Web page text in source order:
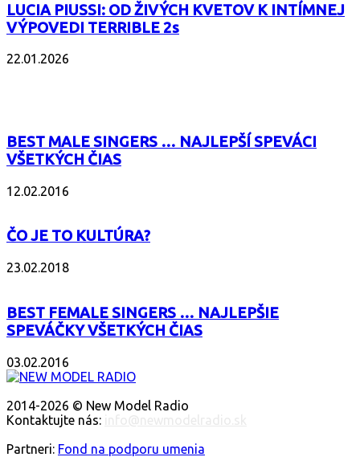
LUCIA PIUSSI: OD ŽIVÝCH KVETOV K INTÍMNEJ
VÝPOVEDI TERRIBLE 2s
22.01.2026
BEST MALE SINGERS … NAJLEPŠÍ SPEVÁCI
VŠETKÝCH ČIAS
12.02.2016
ČO JE TO KULTÚRA?
23.02.2018
BEST FEMALE SINGERS … NAJLEPŠIE
SPEVÁČKY VŠETKÝCH ČIAS
03.02.2016
2014-2026 © New Model Radio
Kontaktujte nás:
Partneri: Fond na podporu umenia